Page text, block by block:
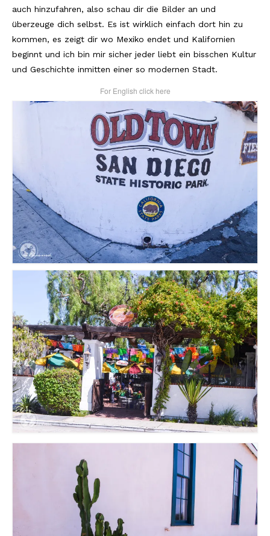
auch hinzufahren, also schau dir die Bilder an und
überzeuge dich selbst. Es ist wirklich einfach dort hin zu
kommen, es zeigt dir wo Mexiko endet und Kalifornien
beginnt und ich bin mir sicher jeder liebt ein bisschen Kultur
und Geschichte inmitten einer so modernen Stadt.
For English click here